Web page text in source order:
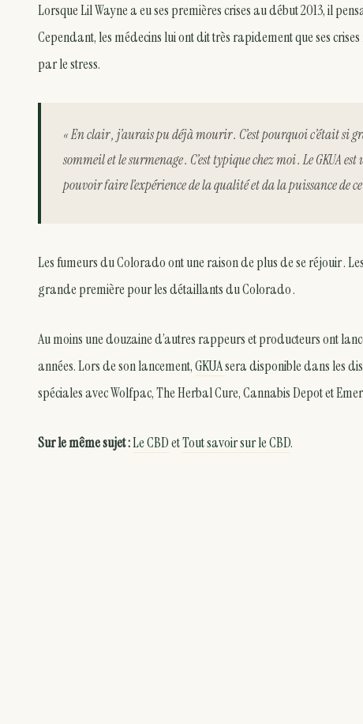
Lorsque Lil Wayne a eu ses premières crises au début 2013, il
Cependant, les médecins lui ont dit très rapidement que ses
par le stress.
« En clair , j’aurais pu déjà mourir . C’est pourquoi c’était si
sommeil et le surmenage . C’est typique chez moi . Le GKUA
pouvoir faire l’expérience de la qualité et da la puissance de
Les fumeurs du Colorado ont une raison de plus de se réjouir .
grande première pour les détaillants du Colorado .
Au moins une douzaine d’autres rappeurs et producteurs ont
années. Lors de son lancement,GKUAsera disponible dans les
spéciales avec Wolfpac, The Herbal Cure, Cannabis Depot et
Sur le même sujet :Le CBDetTout savoir sur le CBD.